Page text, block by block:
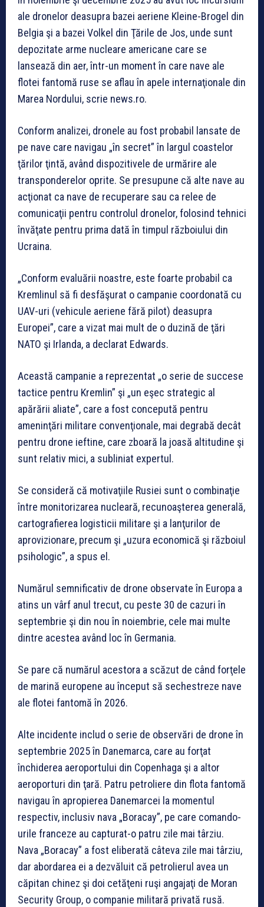
ale dronelor deasupra bazei aeriene Kleine-Brogel din
Belgia şi a bazei Volkel din Ţările de Jos, unde sunt
depozitate arme nucleare americane care se
lansează din aer, într-un moment în care nave ale
flotei fantomă ruse se aflau în apele internaţionale din
Marea Nordului, scrie news.ro.
Conform analizei, dronele au fost probabil lansate de
pe nave care navigau „în secret” în largul coastelor
ţărilor ţintă, având dispozitivele de urmărire ale
transponderelor oprite. Se presupune că alte nave au
acţionat ca nave de recuperare sau ca relee de
comunicaţii pentru controlul dronelor, folosind tehnici
învăţate pentru prima dată în timpul războiului din
Ucraina.
„Conform evaluării noastre, este foarte probabil ca
Kremlinul să fi desfăşurat o campanie coordonată cu
UAV-uri (vehicule aeriene fără pilot) deasupra
Europei”, care a vizat mai mult de o duzină de ţări
NATO şi Irlanda, a declarat Edwards.
Această campanie a reprezentat „o serie de succese
tactice pentru Kremlin” şi „un eşec strategic al
apărării aliate”, care a fost concepută pentru
ameninţări militare convenţionale, mai degrabă decât
pentru drone ieftine, care zboară la joasă altitudine şi
sunt relativ mici, a subliniat expertul.
Se consideră că motivaţiile Rusiei sunt o combinaţie
între monitorizarea nucleară, recunoaşterea generală,
cartografierea logisticii militare şi a lanţurilor de
aprovizionare, precum şi „uzura economică şi războiul
psihologic”, a spus el.
Numărul semnificativ de drone observate în Europa a
atins un vârf anul trecut, cu peste 30 de cazuri în
septembrie şi din nou în noiembrie, cele mai multe
dintre acestea având loc în Germania.
Se pare că numărul acestora a scăzut de când forţele
de marină europene au început să sechestreze nave
ale flotei fantomă în 2026.
Alte incidente includ o serie de observări de drone în
septembrie 2025 în Danemarca, care au forţat
închiderea aeroportului din Copenhaga şi a altor
aeroporturi din ţară. Patru petroliere din flota fantomă
navigau în apropierea Danemarcei la momentul
respectiv, inclusiv nava „Boracay”, pe care comando-
urile franceze au capturat-o patru zile mai târziu.
Nava „Boracay” a fost eliberată câteva zile mai târziu,
dar abordarea ei a dezvăluit că petrolierul avea un
căpitan chinez şi doi cetăţeni ruşi angajaţi de Moran
Security Group, o companie militară privată rusă.